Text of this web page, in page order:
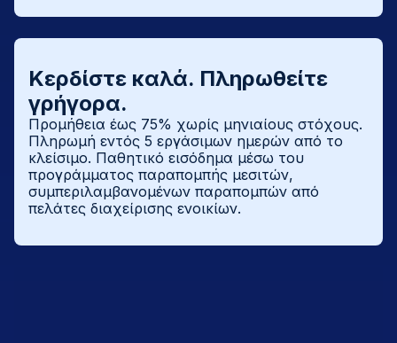
Κερδίστε καλά. Πληρωθείτε
γρήγορα.
Προμήθεια έως 75% χωρίς μηνιαίους στόχους.
Πληρωμή εντός 5 εργάσιμων ημερών από το
κλείσιμο. Παθητικό εισόδημα μέσω του
προγράμματος παραπομπής μεσιτών,
συμπεριλαμβανομένων παραπομπών από
πελάτες διαχείρισης ενοικίων.